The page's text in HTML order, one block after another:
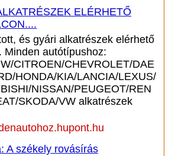
ELÉRHETŐ
és gyári alkatrészek elérhető
Minden autótípushoz:
CITROEN/CHEVROLET/DAE
HONDA/KIA/LANCIA/LEXUS/
NISSAN/PEUGEOT/REN
SKODA/VW alkatrészek
A székely rovásírás